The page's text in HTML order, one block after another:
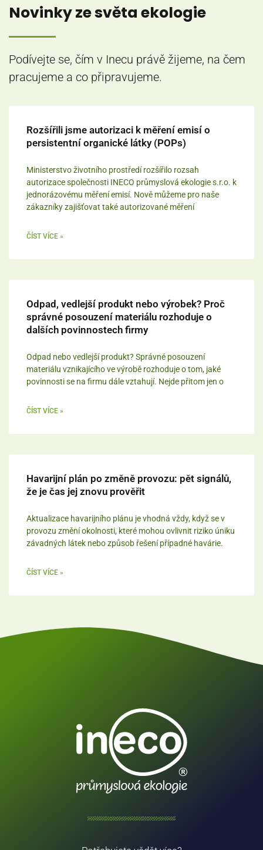
Novinky ze světa ekologie
Podívejte se, čím v Inecu právě žijeme, na čem
pracujeme a co připravujeme.
Rozšířili jsme autorizaci k měření emisí o
persistentní organické látky (POPs)
Ministerstvo životního prostředí rozšířilo rozsah
autorizace společnosti INECO průmyslová ekologie s.r.o. k
jednorázovému měření emisí. Nově můžeme pro naše
zákazníky zajišťovat také autorizované měření
ČÍST VÍCE »
Odpad, vedlejší produkt nebo výrobek? Proč
správné posouzení materiálu rozhoduje o
dalších povinnostech firmy
Odpad nebo vedlejší produkt? Správné posouzení
materiálu vznikajícího ve výrobě rozhoduje o tom, jaké
povinnosti se na firmu dále vztahují. Nejde přitom jen o
ČÍST VÍCE »
Havarijní plán po změně provozu: pět signálů,
že je čas jej znovu prověřit
Aktualizace havarijního plánu je vhodná vždy, když se v
provozu změní okolnosti, které mohou ovlivnit riziko úniku
závadných látek nebo způsob řešení případné havárie.
ČÍST VÍCE »